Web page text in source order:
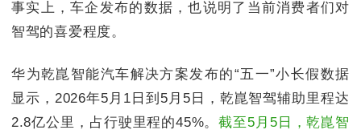
事实上，车企发布的数据，也说明了当前消费者们对
智驾的喜爱程度。
华为乾崑智能汽车解决方案发布的“五一”小长假数据
显示，2026年5月1日到5月5日，乾崑智驾辅助里程达
2.8亿公里，占行驶里程的45%。截至5月5日，乾崑智